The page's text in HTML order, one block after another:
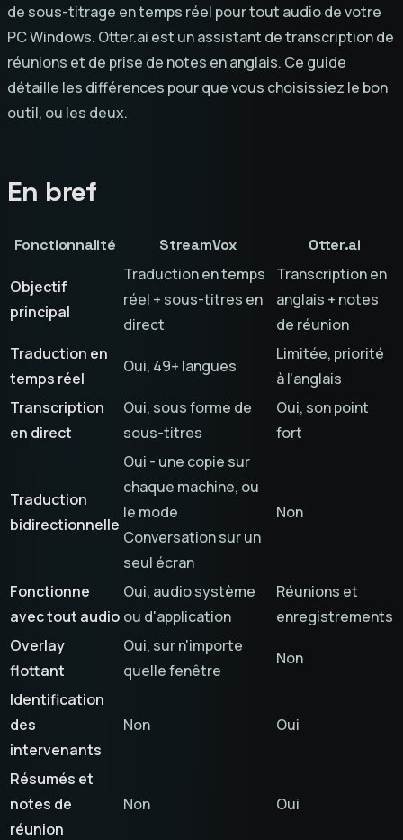
de sous-titrage en temps réel pour tout audio de votre
PC Windows. Otter.ai est un assistant de transcription de
réunions et de prise de notes en anglais. Ce guide
détaille les différences pour que vous choisissiez le bon
outil, ou les deux.
En bref
Fonctionnalité StreamVox Otter.ai
Objectif
principal
Traduction en temps
réel + sous-titres en
direct
Transcription en
anglais + notes
de réunion
Traduction en
temps réel
Oui, 49+ langues
Limitée, priorité
à l'anglais
Transcription
en direct
Oui, sous forme de
sous-titres
Oui, son point
fort
Traduction
bidirectionnelle
Oui - une copie sur
chaque machine, ou
le mode
Conversation sur un
seul écran
Non
Fonctionne
avec tout audio
Oui, audio système
ou d'application
Réunions et
enregistrements
Overlay
flottant
Oui, sur n'importe
quelle fenêtre
Non
Identification
des
intervenants
Non Oui
Résumés et
notes de
réunion
Non Oui